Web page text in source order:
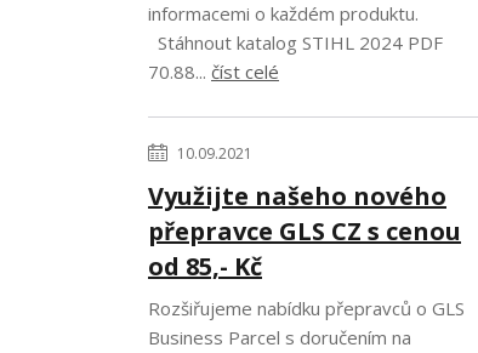
informacemi o každém produktu.
Stáhnout katalog STIHL 2024 PDF
70.88... číst celé
10.09.2021
Využijte našeho nového
přepravce GLS CZ s cenou
od 85,- Kč
Rozšiřujeme nabídku přepravců o GLS
Business Parcel s doručením na